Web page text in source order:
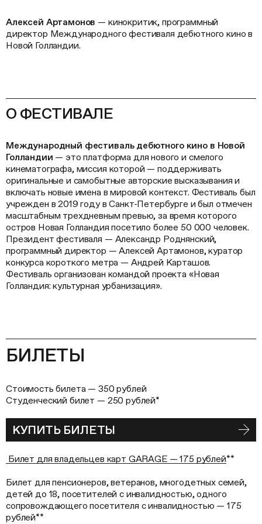
Алексей Артамонов — кинокритик, программный
директор Международного фестиваля дебютного кино в
Новой Голландии.
О ФЕСТИВАЛЕ
Международный фестиваль дебютного кино в Новой
Голландии — это платформа для нового и смелого
кинематографа, миссия которой — поддерживать
оригинальные и самобытные авторские высказывания и
включать новые имена в мировой контекст. Фестиваль был
учрежден в 2019 году в Санкт-Петербурге и был отмечен
масштабным трехдневным превью, за время которого
остров Новая Голландия посетило более 50 000 человек.
Президент фестиваля — Александр Роднянский,
программный директор — Алексей Артамонов, куратор
конкурса короткого метра — Андрей Карташов.
Фестиваль организован командой проекта «Новая
Голландия: культурная урбанизация».
БИЛЕТЫ
Стоимость билета — 350 рублей
Студенческий билет — 250 рублей*
КУПИТЬ БИЛЕТЫ
Билет для владельцев карт GARAGE — 175 рублей**
Билет для пенсионеров, ветеранов, многодетных семей,
детей до 18, посетителей с инвалидностью, одного
сопровождающего посетителя с инвалидностью — 175
рублей**